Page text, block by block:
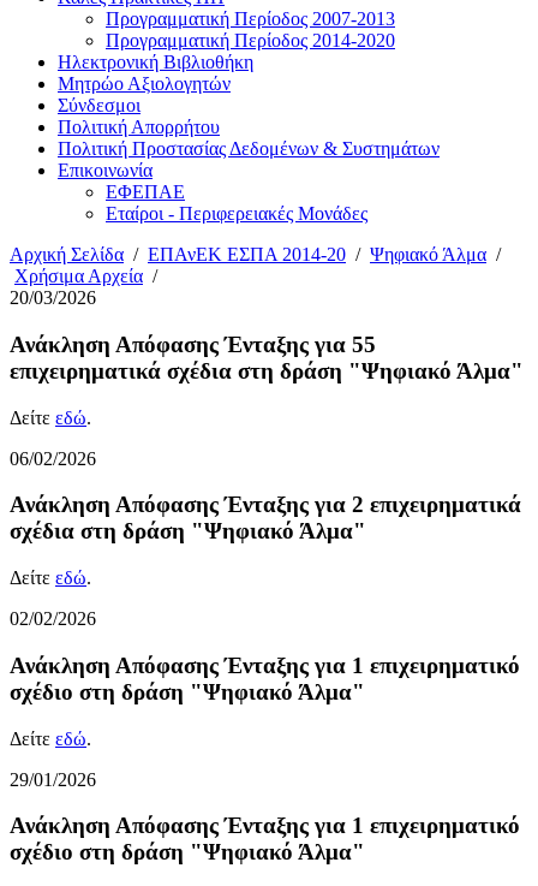
Προγραμματική Περίοδος 2007-2013
Προγραμματική Περίοδος 2014-2020
Ηλεκτρονική Βιβλιοθήκη
Μητρώο Αξιολογητών
Σύνδεσμοι
Πολιτική Απορρήτου
Πολιτική Προστασίας Δεδομένων & Συστημάτων
Επικοινωνία
ΕΦΕΠΑΕ
Εταίροι - Περιφερειακές Μονάδες
Αρχική Σελίδα / ΕΠΑνΕΚ ΕΣΠΑ 2014-20 / Ψηφιακό Άλμα /
Χρήσιμα Αρχεία /
20/03/2026
Ανάκληση Απόφασης Ένταξης για 55
επιχειρηματικά σχέδια στη δράση "Ψηφιακό Άλμα"
Δείτε εδώ.
06/02/2026
Ανάκληση Απόφασης Ένταξης για 2 επιχειρηματικά
σχέδια στη δράση "Ψηφιακό Άλμα"
Δείτε εδώ.
02/02/2026
Ανάκληση Απόφασης Ένταξης για 1 επιχειρηματικό
σχέδιο στη δράση "Ψηφιακό Άλμα"
Δείτε εδώ.
29/01/2026
Ανάκληση Απόφασης Ένταξης για 1 επιχειρηματικό
σχέδιο στη δράση "Ψηφιακό Άλμα"